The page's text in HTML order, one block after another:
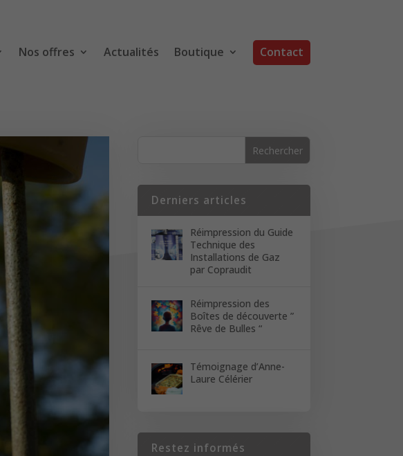
Nos offres Actualités Boutique Contact
Derniers articles
Réimpression du Guide
Technique des
Installations de Gaz
par Copraudit
Réimpression des
Boîtes de découverte ”
Rêve de Bulles “
Témoignage d’Anne-
Laure Célérier
Restez informés